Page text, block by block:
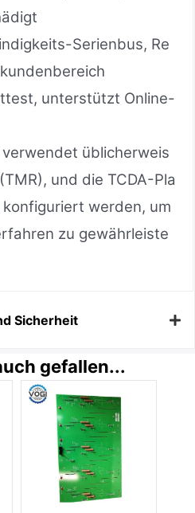
Serienbus, Re
unterstützt Online-
üblicherweis
und die TCDA-Pla
werden, um
zu gewährleiste
Sicherheit
gefallen...